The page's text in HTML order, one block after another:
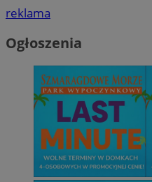
reklama
Ogłoszenia